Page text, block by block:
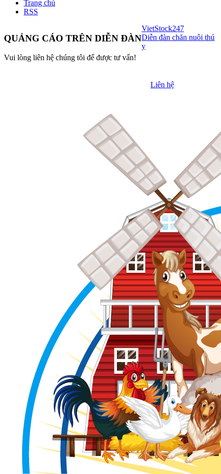
Trang chủ
RSS
QUẢNG CÁO TRÊN DIỄN ĐÀN
Vui lòng liên hệ chúng tôi để được tư vấn!
Liên hệ
VietStock247
Diễn đàn chăn nuôi thú
y